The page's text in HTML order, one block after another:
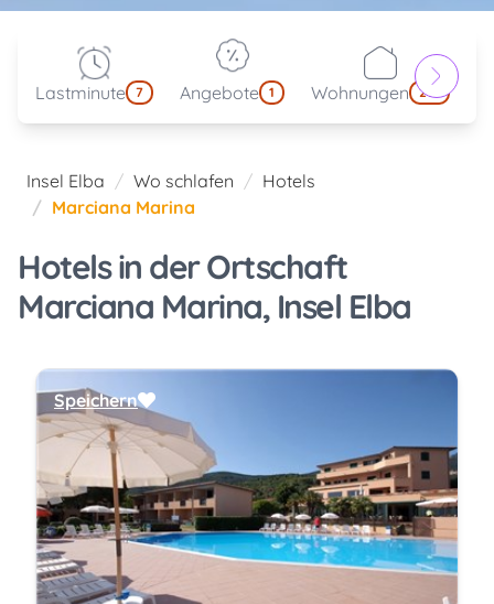
Lastminute 7 Angebote 1 Wohnungen 214
Insel Elba Wo schlafen
Hotels
Marciana Marina
Hotels in der Ortschaft
Marciana Marina, Insel Elba
Speichern